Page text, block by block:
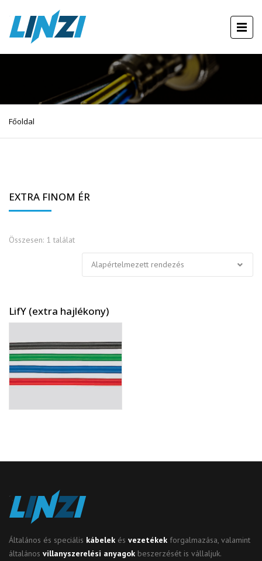
Főoldal
EXTRA FINOM ÉR
Összesen: 1 találat
LifY (extra hajlékony)
Általános és speciális kábelek és vezetékek forgalmazása, valamint
általános villanyszerelési anyagok beszerzését is vállaljuk.